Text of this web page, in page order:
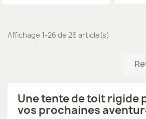
Affichage 1-26 de 26 article(s)
Une tente de toit rigide
vos prochaines